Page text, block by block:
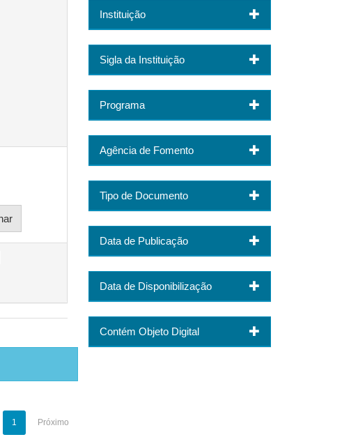
1 Próximo
Instituição
Sigla da Instituição
Programa
Agência de Fomento
Tipo de Documento
Data de Publicação
Data de Disponibilização
Contém Objeto Digital